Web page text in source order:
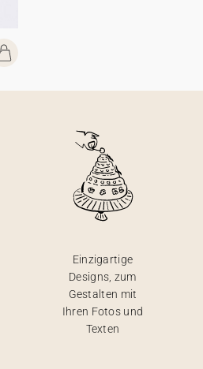
Einzigartige
Designs, zum
Gestalten mit
Ihren Fotos und
Texten